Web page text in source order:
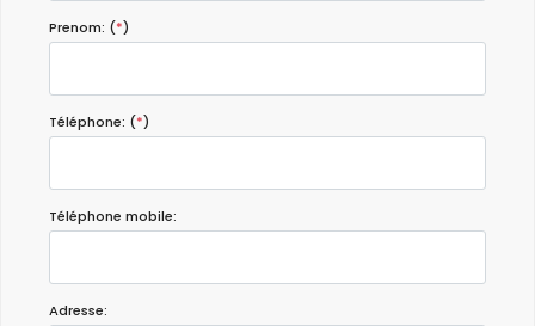
Prenom: (*)
Téléphone: (*)
Téléphone mobile:
Adresse: